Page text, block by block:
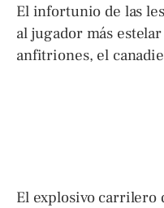
El infortunio de las
al jugador más
anfitriones, el
El explosivo carrilero